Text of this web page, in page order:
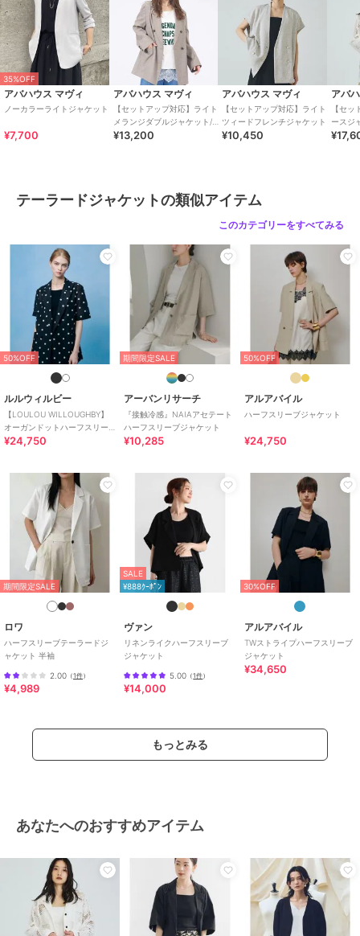
＝＝＝＝＝＝＝＝＝＝＝＝＝＝
▼商品のお気に入り登録▼
?をタップorクリックで、お気に入り登録ができます。
完売カラーの再入荷や、ラスト1点、セールなどのお知らせを受け取
れます。
▼ブランドのお気に入り登録▼
abahouse mavieのお気に入り登録で、新作や再入荷、ブランドのお
得な情報をいち早くチェックできます。
アバハウス マヴィ
商品カテゴリ
アウター・ジャケット・コート
／
テーラードジャケット
性別タイプ
レディース
アウター・ジャケット・コート
／テーラードジャケット
カラー ブラック、グレー、ベージュ
サイズ
素材
レーヨン50% ポリエステル49% ポ
リウレタン1%
商品のお取り扱い方法
原産国
35%OFF
アバハウス マヴィ
ノーカラーライトジャケット
¥7,700
アバハウス マヴィ
【セットアップ対応】ライト
メランジダブルジャケット/長
袖/シーズンレス
¥13,200
アバハウス マヴィ
【セットアップ対応】ライト
ツィードフレンチジャケット
¥10,450
アバ
【セ
ースジ
テーラードジャケットの類似アイテム
このカテゴリーをすべてみる
50%OFF
ルルウィルビー
【LOULOU WILLOUGHBY】
オーガンドットハーフスリー
ブジャケット
¥24,750
期間限定SALE
アーバンリサーチ
『接触冷感』NAIAアセテート
ハーフスリーブジャケット
¥10,285
50%OFF
アルアバイル
ハーフスリーブジャケット
¥24,750
期間限定SALE
ロワ
ハーフスリーブテーラードジ
ャケット 半袖
2.00 （1件）
¥4,989
SALE
¥888ｸｰﾎﾟﾝ
ヴァン
リネンライクハーフスリーブ
ジャケット
5.00 （1件）
¥14,000
30%OFF
アルアバイル
TWストライプハーフスリーブ
ジャケット
¥34,650
もっとみる
あなたへのおすすめアイテム